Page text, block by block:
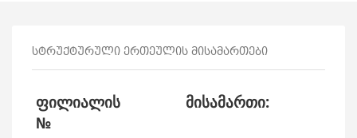
სტრუქტურული ერთეულის მისამართები
ფილიალის
№
მისამართი: